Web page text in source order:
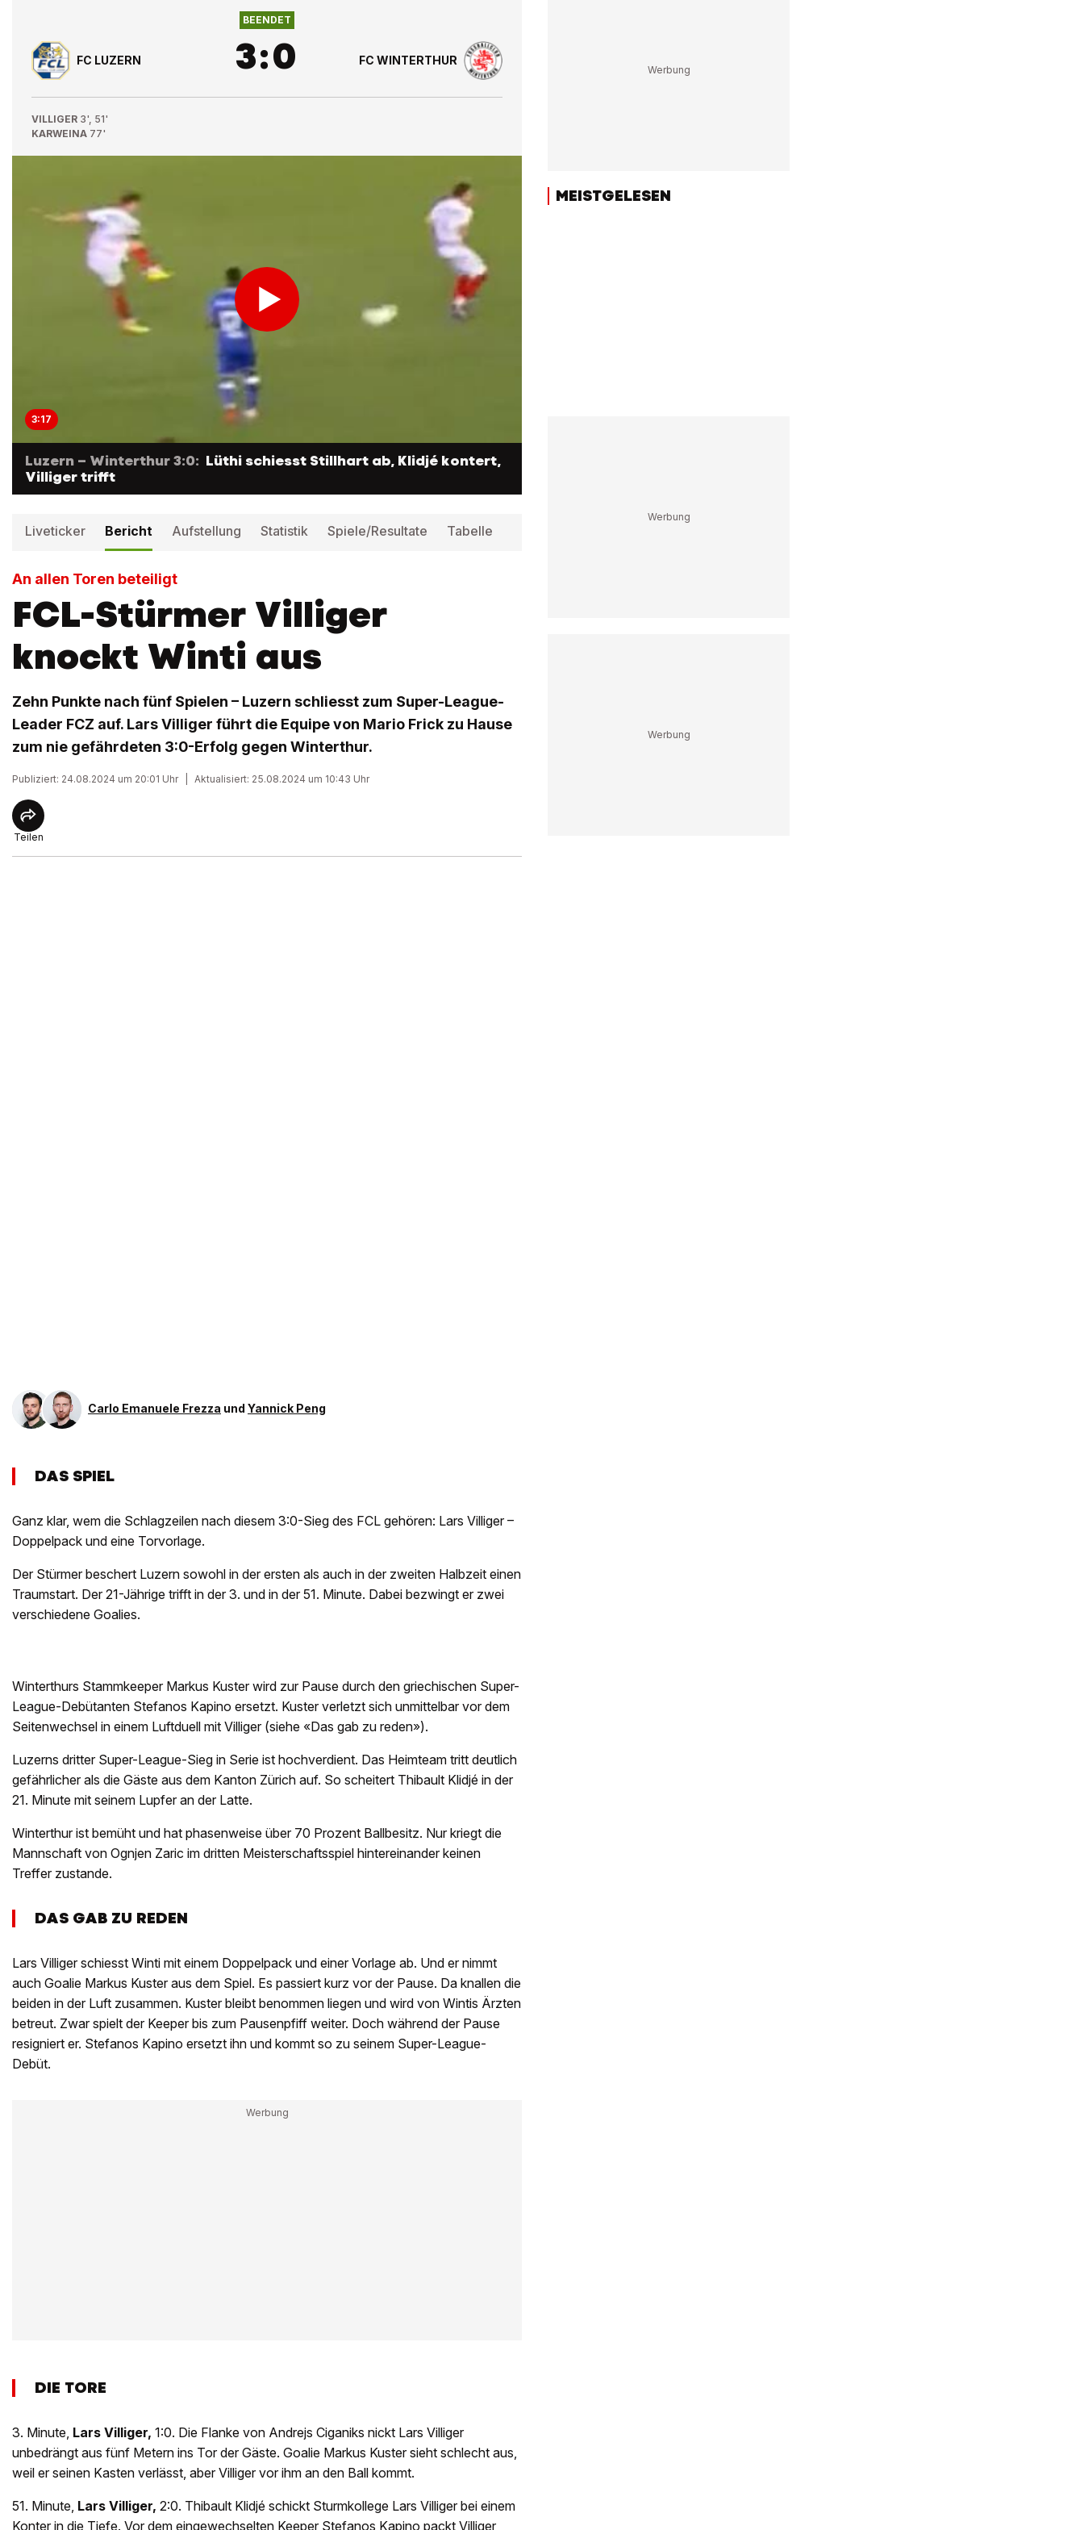
FC LUZERN
BEENDET
3:0 FC WINTERTHUR
VILLIGER 3', 51'
KARWEINA 77'
3:17
Luzern – Winterthur 3:0: Lüthi schiesst Stillhart ab, Klidjé kontert,
Villiger trifft
Liveticker Bericht Aufstellung Statistik Spiele/Resultate Tabelle
An allen Toren beteiligt
FCL-Stürmer Villiger
knockt Winti aus
Zehn Punkte nach fünf Spielen – Luzern schliesst zum Super-League-
Leader FCZ auf. Lars Villiger führt die Equipe von Mario Frick zu Hause
zum nie gefährdeten 3:0-Erfolg gegen Winterthur.
Publiziert: 24.08.2024 um 20:01 Uhr Aktualisiert: 25.08.2024 um 10:43 Uhr
Teilen
Carlo Emanuele Frezza und Yannick Peng
DAS SPIEL
Ganz klar, wem die Schlagzeilen nach diesem 3:0-Sieg des FCL gehören: Lars Villiger –
Doppelpack und eine Torvorlage.
Der Stürmer beschert Luzern sowohl in der ersten als auch in der zweiten Halbzeit einen
Traumstart. Der 21-Jährige trifft in der 3. und in der 51. Minute. Dabei bezwingt er zwei
verschiedene Goalies.
Winterthurs Stammkeeper Markus Kuster wird zur Pause durch den griechischen Super-
League-Debütanten Stefanos Kapino ersetzt. Kuster verletzt sich unmittelbar vor dem
Seitenwechsel in einem Luftduell mit Villiger (siehe «Das gab zu reden»).
Luzerns dritter Super-League-Sieg in Serie ist hochverdient. Das Heimteam tritt deutlich
gefährlicher als die Gäste aus dem Kanton Zürich auf. So scheitert Thibault Klidjé in der
21. Minute mit seinem Lupfer an der Latte.
Winterthur ist bemüht und hat phasenweise über 70 Prozent Ballbesitz. Nur kriegt die
Mannschaft von Ognjen Zaric im dritten Meisterschaftsspiel hintereinander keinen
Treffer zustande.
DAS GAB ZU REDEN
Lars Villiger schiesst Winti mit einem Doppelpack und einer Vorlage ab. Und er nimmt
auch Goalie Markus Kuster aus dem Spiel. Es passiert kurz vor der Pause. Da knallen die
beiden in der Luft zusammen. Kuster bleibt benommen liegen und wird von Wintis Ärzten
betreut. Zwar spielt der Keeper bis zum Pausenpfiff weiter. Doch während der Pause
resigniert er. Stefanos Kapino ersetzt ihn und kommt so zu seinem Super-League-
Debüt.
DIE TORE
3. Minute, Lars Villiger, 1:0. Die Flanke von Andrejs Ciganiks nickt Lars Villiger
unbedrängt aus fünf Metern ins Tor der Gäste. Goalie Markus Kuster sieht schlecht aus,
weil er seinen Kasten verlässt, aber Villiger vor ihm an den Ball kommt.
51. Minute, Lars Villiger, 2:0. Thibault Klidjé schickt Sturmkollege Lars Villiger bei einem
Konter in die Tiefe. Vor dem eingewechselten Keeper Stefanos Kapino packt Villiger
MEISTGELESEN